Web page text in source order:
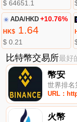
$ 64651.1
ADA/HKD +10.76%
HK$1.64
$ 0.21
比特幣交易所最好
幣安
世界排名
URL：
火幣